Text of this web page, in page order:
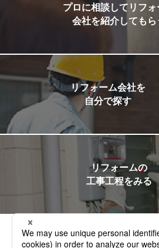
プロに相談してリフォ
会社を紹介してもら
リフォーム会社を
自分で探す
リフォームの
工事工程をみる